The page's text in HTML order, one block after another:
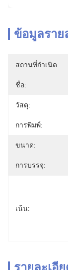
ข้อมูลราย
สถานที่กำเนิด:
ชื่อ:
วัสดุ:
การพิมพ์:
ขนาด:
การบรรจุ:
เน้น:
รายละเอี